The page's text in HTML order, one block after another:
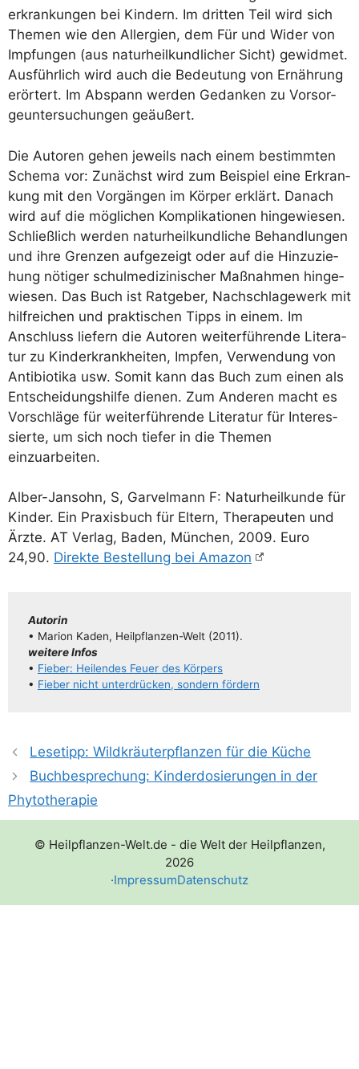
er­kran­kun­gen bei Kin­dern. Im drit­ten Teil wird sich
The­men wie den All­er­gien, dem Für und Wider von
Imp­fun­gen (aus natur­heil­kund­li­cher Sicht) gewid­met.
Aus­führ­lich wird auch die Bedeu­tung von Ernäh­rung
erör­tert. Im Abspann wer­den Gedan­ken zu Vor­sor­
ge­un­ter­su­chun­gen geäußert.
Die Autoren gehen jeweils nach einem bestimm­ten
Sche­ma vor: Zunächst wird zum Bei­spiel eine Erkran­
kung mit den Vor­gän­gen im Kör­per erklärt. Danach
wird auf die mög­li­chen Kom­pli­ka­tio­nen hin­ge­wie­sen.
Schließ­lich wer­den natur­heil­kund­li­che Behand­lun­gen
und ihre Gren­zen auf­ge­zeigt oder auf die Hin­zu­zie­
hung nöti­ger schul­me­di­zi­ni­scher Maß­nah­men hin­ge­
wie­sen. Das Buch ist Rat­ge­ber, Nach­schla­ge­werk mit
hilf­rei­chen und prak­ti­schen Tipps in einem. Im
Anschluss lie­fern die Autoren wei­ter­füh­ren­de Lite­ra­
tur zu Kin­der­krank­hei­ten, Imp­fen, Ver­wen­dung von
Anti­bio­ti­ka usw. Somit kann das Buch zum einen als
Ent­schei­dungs­hil­fe die­nen. Zum Ande­ren macht es
Vor­schlä­ge für wei­ter­füh­ren­de Lite­ra­tur für Inter­es­
sier­te, um sich noch tie­fer in die The­men
einzuarbeiten.
Alber-Jan­sohn, S, Gar­vel­mann F: Natur­heil­kun­de für
Kin­der. Ein Pra­xis­buch für Eltern, The­ra­peu­ten und
Ärz­te. AT Ver­lag, Baden, Mün­chen, 2009. Euro
24,90. Direk­te Bestel­lung bei Amazon
Autorin
• Mari­on Kaden, Heil­pflan­­zen-Welt (2011).
wei­te­re Infos
• Fie­ber: Hei­len­des Feu­er des Körpers
• Fie­ber nicht unter­drü­cken, son­dern fördern
Lesetipp: Wildkräuterpflanzen für die Küche
Buchbesprechung: Kinderdosierungen in der
Phytotherapie
© Heilpflanzen-Welt.de - die Welt der Heilpflanzen,
2026
·ImpressumDatenschutz